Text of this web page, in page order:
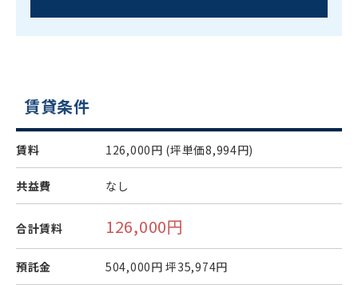
賃貸条件
賃料 126,000円 (坪単価8,994円)
共益費 なし
合計賃料 126,000円
預託金 504,000円 坪35,974円